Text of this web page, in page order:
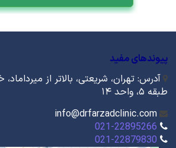
پیوندهای مفید
طبقه ۵، واحد ۱۴
info@drfarzadclinic.com
021-22895266
021-22879830